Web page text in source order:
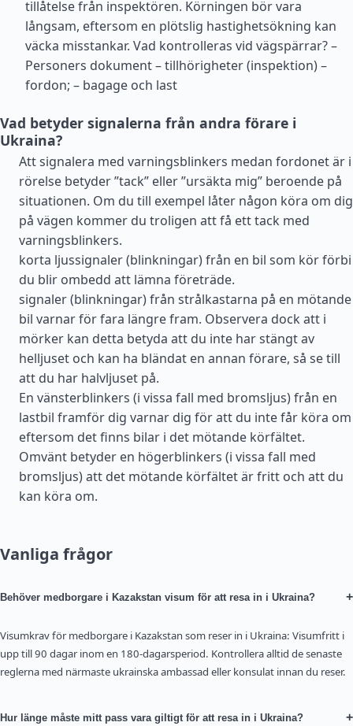
tillåtelse från inspektören. Körningen bör vara
långsam, eftersom en plötslig hastighetsökning kan
väcka misstankar. Vad kontrolleras vid vägspärrar? –
Personers dokument – tillhörigheter (inspektion) –
fordon; – bagage och last
Vad betyder signalerna från andra förare i
Ukraina?
Att signalera med varningsblinkers medan fordonet är i
rörelse betyder ”tack” eller ”ursäkta mig” beroende på
situationen. Om du till exempel låter någon köra om dig
på vägen kommer du troligen att få ett tack med
varningsblinkers.
korta ljussignaler (blinkningar) från en bil som kör förbi
du blir ombedd att lämna företräde.
signaler (blinkningar) från strålkastarna på en mötande
bil varnar för fara längre fram. Observera dock att i
mörker kan detta betyda att du inte har stängt av
helljuset och kan ha bländat en annan förare, så se till
att du har halvljuset på.
En vänsterblinkers (i vissa fall med bromsljus) från en
lastbil framför dig varnar dig för att du inte får köra om
eftersom det finns bilar i det mötande körfältet.
Omvänt betyder en högerblinkers (i vissa fall med
bromsljus) att det mötande körfältet är fritt och att du
kan köra om.
Vanliga frågor
Behöver medborgare i Kazakstan visum för att resa in i Ukraina? +
Visumkrav för medborgare i Kazakstan som reser in i Ukraina: Visumfritt i
upp till 90 dagar inom en 180-dagarsperiod. Kontrollera alltid de senaste
reglerna med närmaste ukrainska ambassad eller konsulat innan du reser.
Hur länge måste mitt pass vara giltigt för att resa in i Ukraina? +